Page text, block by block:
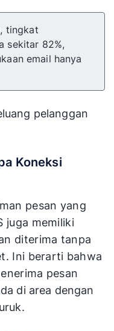
tingkat
sekitar 82%,
email hanya
pelanggan
Koneksi
pesan yang
juga memiliki
diterima tanpa
Ini berarti bahwa
pesan
di area dengan